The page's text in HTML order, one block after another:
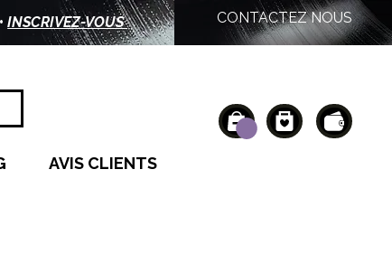
INSCRIVEZ-VOUS CONTACTEZ NOUS
AVIS CLIENTS